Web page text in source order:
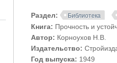
Раздел: Библиотека
Книга: Прочность и
Автор: Корноухов Н.В.
Издательство:
Год выпуска: 1949